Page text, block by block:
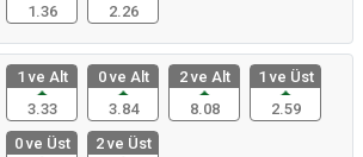
1.36
2.26
1 ve Alt
3.33
0 ve Alt
3.84
2 ve Alt
8.08
1 ve Üst
2.59
0 ve Üst
2 ve Üst